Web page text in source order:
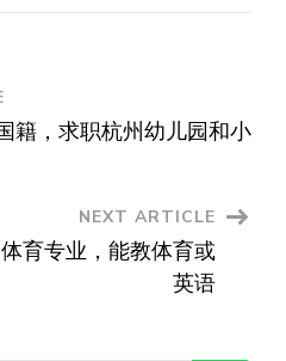
籍，求职杭州幼儿园和小
NEXT ARTICLE
育专业，能教体育或
英语